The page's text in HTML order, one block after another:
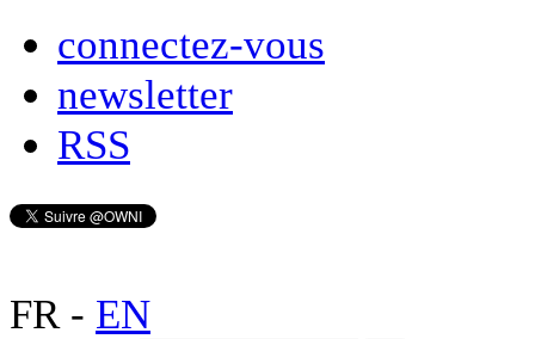
connectez-vous
newsletter
RSS
FR- EN